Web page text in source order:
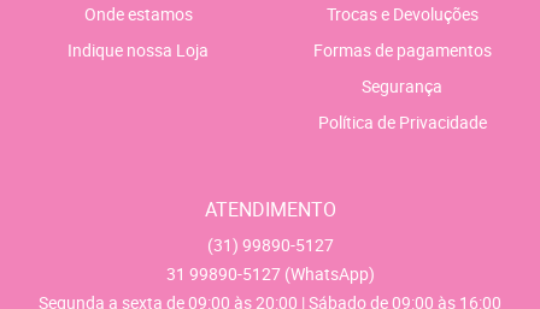
Onde estamos
Indique nossa Loja
Trocas e Devoluções
Formas de pagamentos
Segurança
Política de Privacidade
ATENDIMENTO
(31) 99890-5127
31 99890-5127 (WhatsApp)
Segunda a sexta de 09:00 às 20:00 | Sábado de 09:00 às 16:00